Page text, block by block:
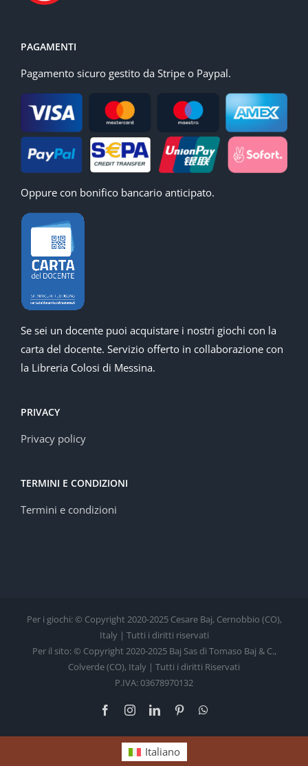
PAGAMENTI
Pagamento sicuro gestito da Stripe o Paypal.
Oppure con bonifico bancario anticipato.
Se sei un docente puoi acquistare i nostri giochi con la
carta del docente. Servizio offerto in collaborazione con
la Libreria Colosi di Messina.
PRIVACY
Privacy policy
TERMINI E CONDIZIONI
Termini e condizioni
Per i giochi: © Copyright 2020-2025 Cesare Baj, Cernobbio (CO),
Italy | Tutti i diritti riservati
Per il sito: © Copyright 2020-2025 Baj Sas di Tomaso Baj & C.,
Colverde (CO), Italy | Tutti i diritti Riservati
P.IVA: 03678970132
FacebookInstagramLinkedInPinterest
Italiano